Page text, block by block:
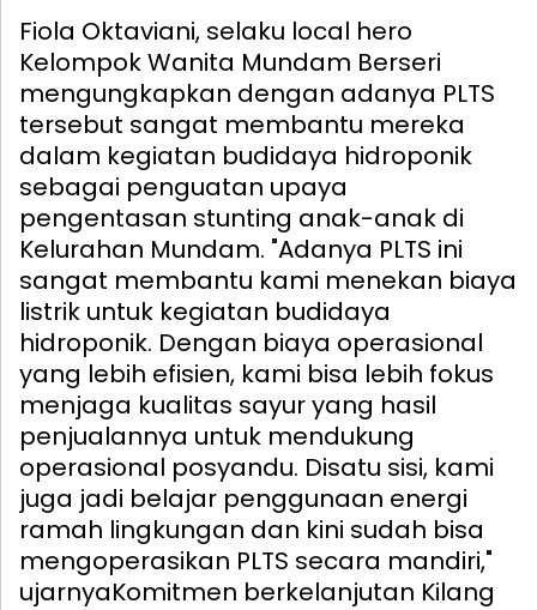
Fiola Oktaviani, selaku local hero
Kelompok Wanita Mundam Berseri
mengungkapkan dengan adanya PLTS
tersebut sangat membantu mereka
dalam kegiatan budidaya hidroponik
sebagai penguatan upaya
pengentasan stunting anak-anak di
Kelurahan Mundam. "Adanya PLTS ini
sangat membantu kami menekan biaya
listrik untuk kegiatan budidaya
hidroponik. Dengan biaya operasional
yang lebih efisien, kami bisa lebih fokus
menjaga kualitas sayur yang hasil
penjualannya untuk mendukung
operasional posyandu. Disatu sisi, kami
juga jadi belajar penggunaan energi
ramah lingkungan dan kini sudah bisa
mengoperasikan PLTS secara mandiri,"
ujarnyaKomitmen berkelanjutan Kilang